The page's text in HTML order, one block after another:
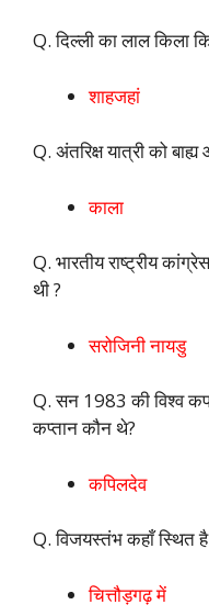
Q. दिल्ली का लाल किला
शाहजहां
Q. अंतरिक्ष यात्री को
काला
Q. भारतीय राष्ट्रीय
थी ?
सरोजिनी नायडु
Q. सन 1983 की विश्व
कप्तान कौन थे?
कपिलदेव
Q. विजयस्तंभ कहाँ स्थित
चित्तौड़गढ़ में